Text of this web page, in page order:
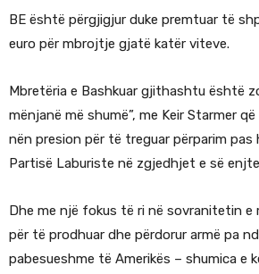
BE është përgjigjur duke premtuar të
euro për mbrojtje gjatë katër viteve.
Mbretëria e Bashkuar gjithashtu është
mënjanë më shumë”, me Keir Starmer
nën presion për të treguar përparim
Partisë Laburiste në zgjedhjet e së
Dhe me një fokus të ri në sovranitetin
për të prodhuar dhe përdorur armë pa
pabesueshme të Amerikës – shumica e